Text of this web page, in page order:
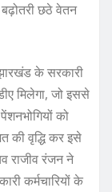
छठे वेतन
के सरकारी
मिलेगा, जो इससे
को
की वृद्धि कर इसे
राजीव रंजन ने
कर्मचारियों के